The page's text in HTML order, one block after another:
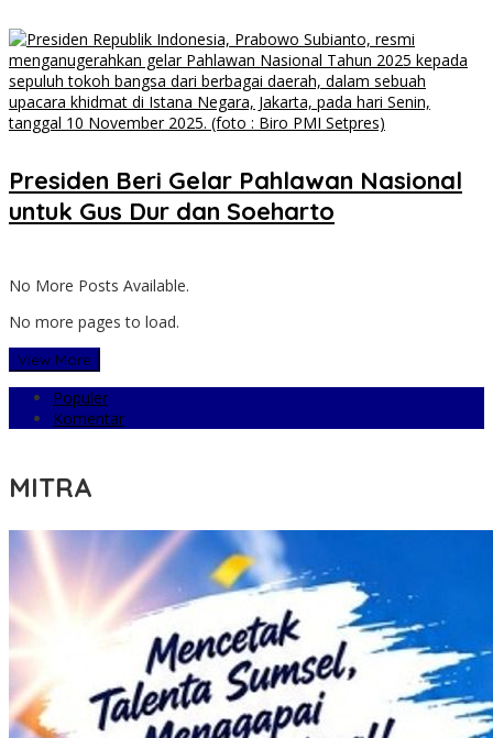
Presiden Beri Gelar Pahlawan Nasional
untuk Gus Dur dan Soeharto
No More Posts Available.
No more pages to load.
View More
Populer
Komentar
MITRA